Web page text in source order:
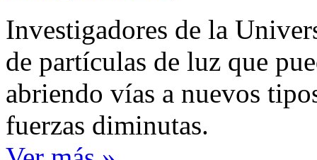
Investigadores de la
de partículas de luz que
abriendo vías a nuevos
fuerzas diminutas.